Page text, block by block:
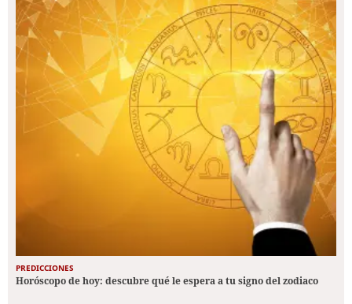
PREDICCIONES
Horóscopo de hoy: descubre qué le espera a tu signo del zodiaco